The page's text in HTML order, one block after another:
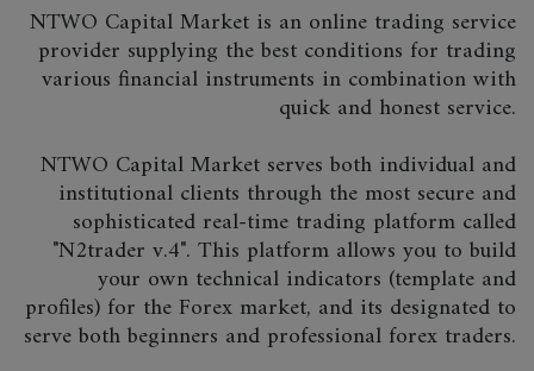
NTWO Capital Market is an online trading service
provider supplying the best conditions for trading
various financial instruments in combination with
quick and honest service.
NTWO Capital Market serves both individual and
institutional clients through the most secure and
sophisticated real-time trading platform called
"N2trader v.4". This platform allows you to build
your own technical indicators (template and
profiles) for the Forex market, and its designated to
serve both beginners and professional forex traders.